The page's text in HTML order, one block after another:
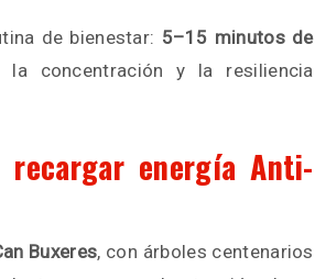
de bienestar: 5–15 minutos de
concentración y la resiliencia
recargar energía Anti-
Buxeres, con árboles centenarios